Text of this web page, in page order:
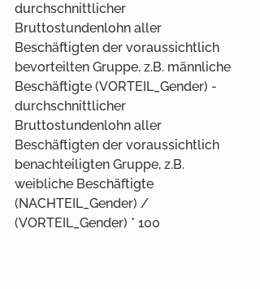
durchschnittlicher
Bruttostundenlohn aller
Beschäftigten der voraussichtlich
bevorteilten Gruppe, z.B. männliche
Beschäftigte (VORTEIL_Gender) -
durchschnittlicher
Bruttostundenlohn aller
Beschäftigten der voraussichtlich
benachteiligten Gruppe, z.B.
weibliche Beschäftigte
(NACHTEIL_Gender) /
(VORTEIL_Gender) * 100